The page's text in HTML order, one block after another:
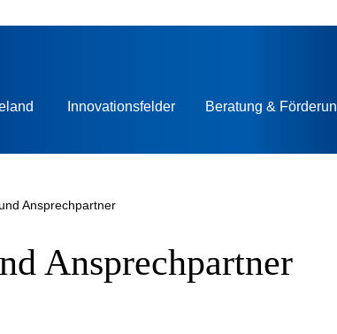
Innovationsfelder Beratung &
Ansprechpartner
Ansprechpartner